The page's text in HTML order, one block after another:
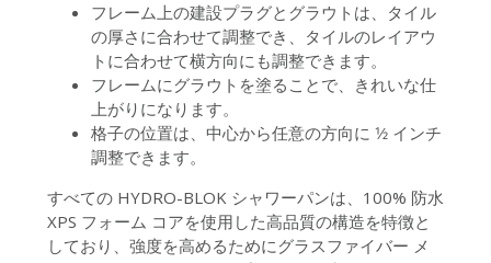
フレーム上の建設プラグとグラウトは、タイル
の厚さに合わせて調整でき、タイルのレイアウ
トに合わせて横方向にも調整できます。
フレームにグラウトを塗ることで、きれいな仕
上がりになります。
格子の位置は、中心から任意の方向に 1⁄2 インチ
調整できます。
すべての HYDRO-BLOK シャワーパンは、100% 防水
XPS フォーム コアを使用した高品質の構造を特徴と
しており、強度を高めるためにグラスファイバー メ